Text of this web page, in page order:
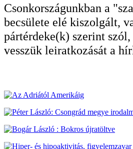
Csonkországunkban a
becsülete elé kiszolgált,
pártérdeke(k) szerint
vesszük leiratkozását a